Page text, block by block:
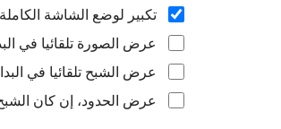
تكبير لوضع الشاشة الكاملة
عرض الصورة تلقائيا في
عرض الشبح تلقائيا في
عرض الحدود، إن كان